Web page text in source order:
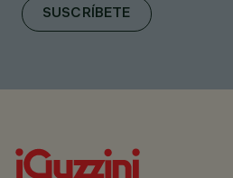
SUSCRÍBETE